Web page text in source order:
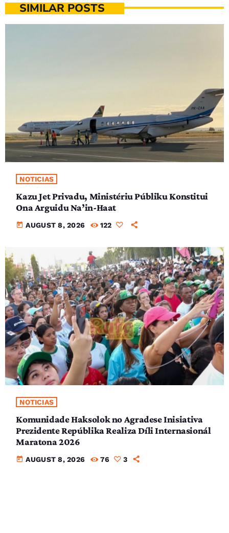
SIMILAR POSTS
NOTICIAS
Kazu Jet Privadu, Ministériu Públiku Konstitui
Ona Arguidu Na’in-Haat
today AUGUST 8, 2026 122
NOTICIAS
Komunidade Haksolok no Agradese Inisiativa
Prezidente Repúblika Realiza Díli Internasionál
Maratona 2026
today AUGUST 8, 2026 76 3